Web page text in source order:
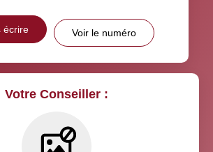
écrire Voir le numéro
Votre Conseiller :